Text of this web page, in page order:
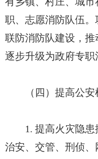
职、志愿消防队伍
联防消防队建设，
逐步升级为政府专职
（四）提高公安
1. 提高火灾隐患
治安、交管、刑侦